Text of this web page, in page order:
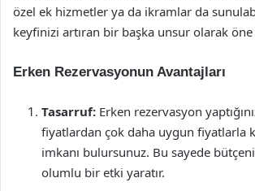
özel ek hizmetler ya da ikramlar da
keyfinizi artıran bir başka unsur olarak öne
Erken Rezervasyonun Avantajları
Tasarruf: Erken rezervasyon
fiyatlardan çok daha uygun fiyatlarla
imkanı bulursunuz. Bu sayede
olumlu bir etki yaratır.